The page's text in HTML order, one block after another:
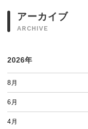
アーカイブ
ARCHIVE
2026年
8月
6月
4月